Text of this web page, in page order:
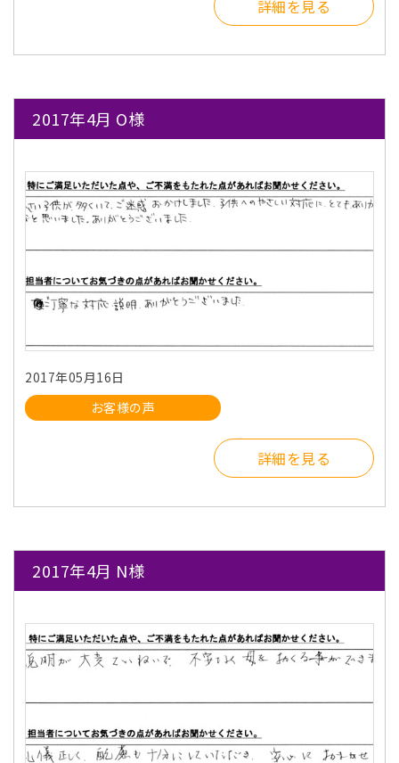
詳細を見る
2017年4月 O様
2017年05月16日
お客様の声
詳細を見る
2017年4月 N様